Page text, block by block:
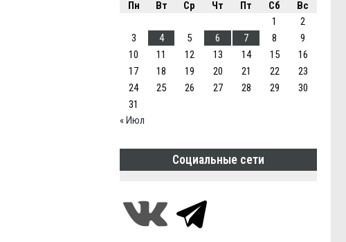
Пн
Вт Ср Чт Пт Сб
Вс
1
2
3
4 5 6 7 8
9
10
11 12 13 14 15
16
17
18 19 20 21 22
23
24
25 26 27 28 29
30
31
« Июл
Социальные сети